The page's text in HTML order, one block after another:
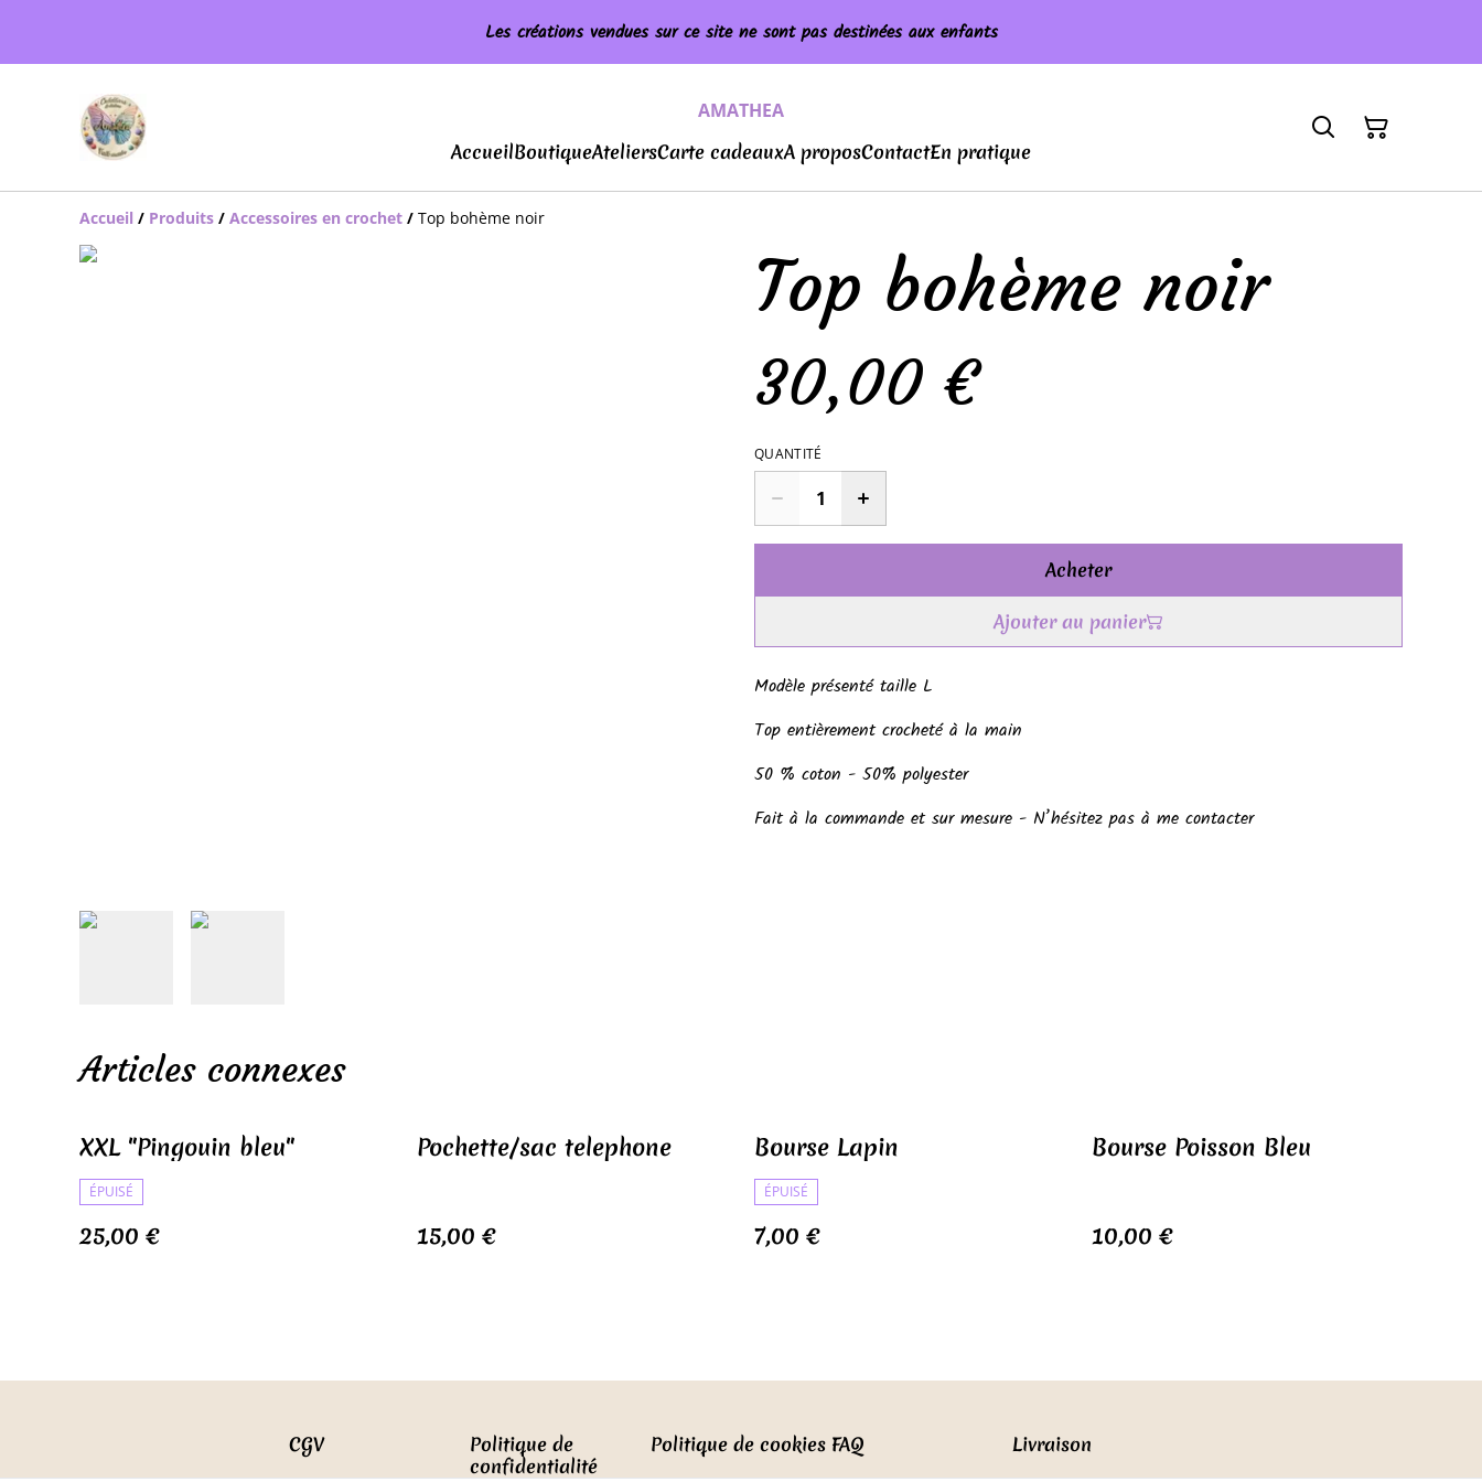
Les créations vendues sur ce site ne sont pas destinées aux enfants
AMATHEA
AccueilBoutiqueAteliersCarte cadeauxA proposContactEn pratique
Accueil / Produits / Accessoires en crochet / Top bohème noir
Top bohème noir
30,00 €
QUANTITÉ
Acheter
Ajouter au panier
Modèle présenté taille L
Top entièrement crocheté à la main
50 % coton - 50% polyester
Fait à la commande et sur mesure - N’hésitez pas à me contacter
Articles connexes
XXL "Pingouin bleu"
ÉPUISÉ
25,00 €
Pochette/sac telephone
15,00 €
Bourse Lapin
ÉPUISÉ
7,00 €
Bourse Poisson Bleu
10,00 €
CGV
Politique de
confidentialité
Politique de cookies FAQ Livraison